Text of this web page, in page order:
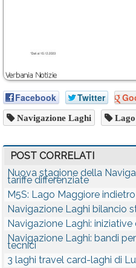
Facebook Twitter
Navigazione Laghi Lago
POST CORRELATI
Nuova stagione della
tariffe differenziate
M5S: Lago Maggiore
Navigazione Laghi bilancio
Navigazione Laghi:
Navigazione Laghi: bandi
tecnici
3 laghi travel card-laghi di